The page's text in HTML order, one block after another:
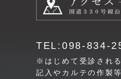
TEL:098-834-
※はじめて受診され
記入やカルテの作製